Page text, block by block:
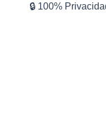
🔒 100%